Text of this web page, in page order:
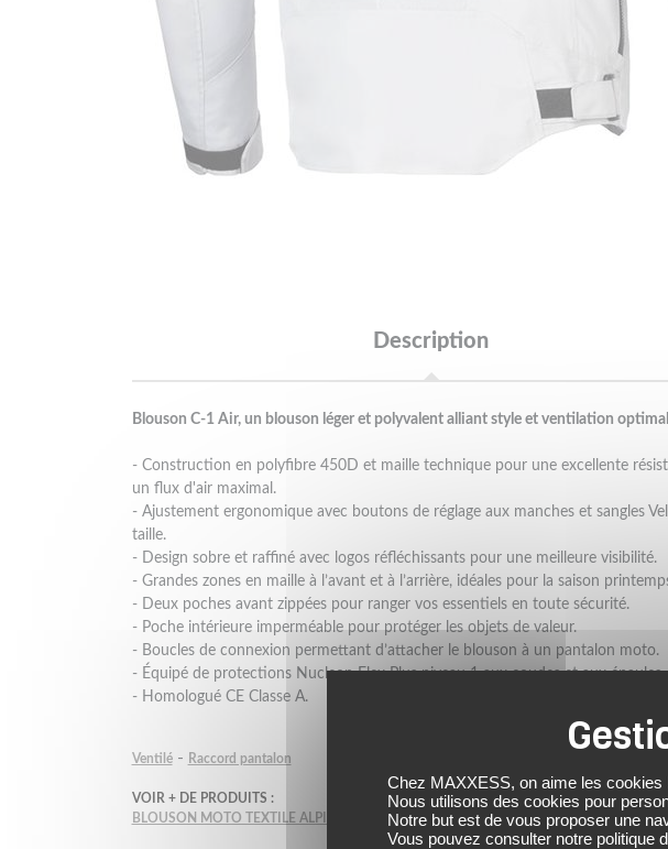
Description
Blouson C-1 Air, un blouson léger et polyvalent alliant style et ventilation
- Construction en polyfibre 450D et maille technique pour une excellente
un flux d'air maximal.
- Ajustement ergonomique avec boutons de réglage aux manches et sangles
taille.
- Design sobre et raffiné avec logos réfléchissants pour une meilleure visibilité.
- Grandes zones en maille à l’avant et à l’arrière, idéales pour la saison
- Deux poches avant zippées pour ranger vos essentiels en toute sécurité.
- Poche intérieure imperméable pour protéger les objets de valeur.
- Boucles de connexion permettant d’attacher le blouson à un pantalon moto.
- Équipé de protections Nucleon Flex Plus niveau 1 aux coudes et aux épaules.
- Homologué CE Classe A.
Ventilé - Raccord pantalon
VOIR + DE PRODUITS :
BLOUSON MOTO TEXTILE ALPINESTARS
BLOUSON MOTO TEXTILE HOMME
Chez MAXXESS, on aime les cookies
Nous utilisons des cookies pour
Notre but est de vous proposer une
Vous pouvez consulter notre politique